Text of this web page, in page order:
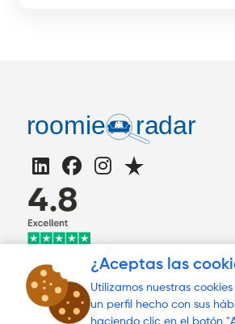
¿Aceptas las
Utilizamos nuestras
un perfil hecho con sus
haciendo clic en el botón